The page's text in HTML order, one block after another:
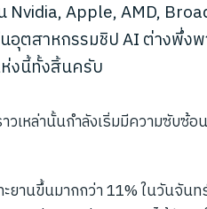
Nvidia, Apple, AMD,
อุตสาหกรรมชิป AI ต่างพึ่งพ
งนี้ทั้งสิ้นครับ
วเหล่านั้นกำลังเริ่มมีความซับซ้อ
ยานขึ้นมากกว่า 11% ในวันจันท